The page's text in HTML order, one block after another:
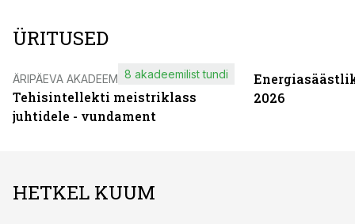
ÜRITUSED
ÄRIPÄEVA AKADEEMIA
Tehisintellekti meistriklass
juhtidele - vundament
8 akadeemilist tundi
2026
HETKEL KUUM